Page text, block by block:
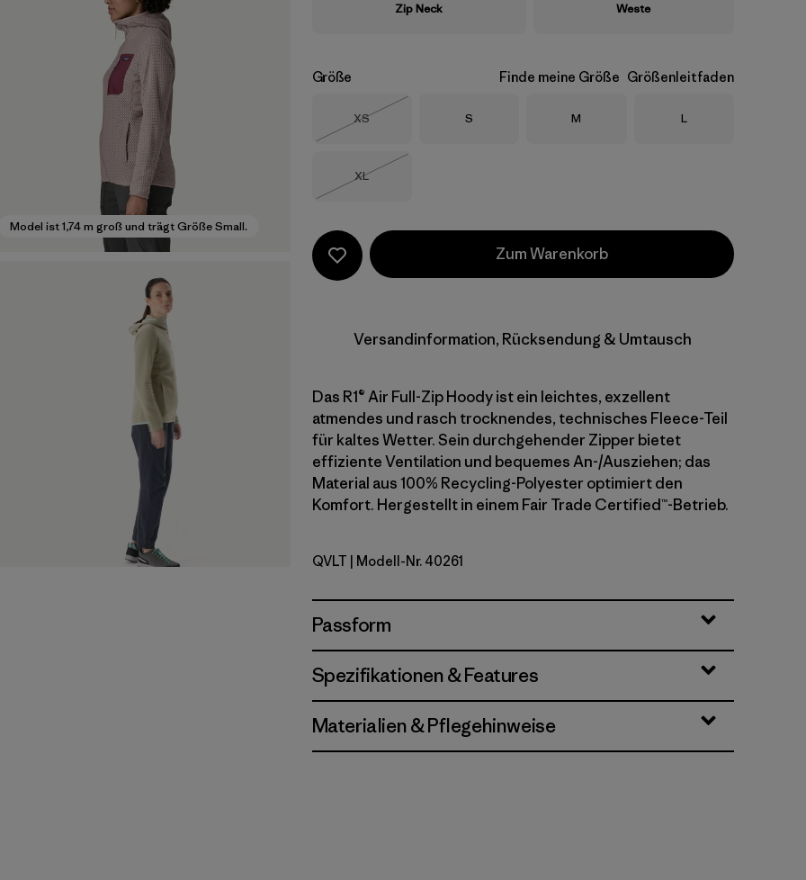
Model ist 1,74 m groß und trägt Größe Small.
Zip Neck Weste
Größe Finde meine Größe Größenleitfaden
Größe
XS
Größe
S Größe
M Größe
L
Größe
XL
Zum Warenkorb
Versandinformation, Rücksendung & Umtausch
Das R1® Air Full-Zip Hoody ist ein leichtes, exzellent
atmendes und rasch trocknendes, technisches Fleece-Teil
für kaltes Wetter. Sein durchgehender Zipper bietet
effiziente Ventilation und bequemes An-/Ausziehen; das
Material aus 100% Recycling-Polyester optimiert den
Komfort. Hergestellt in einem Fair Trade Certified™-Betrieb.
Quiet Violet
QVLT | Modell-Nr. 40261
Passform
Spezifikationen & Features
Materialien & Pflegehinweise